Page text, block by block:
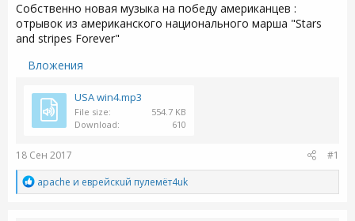
Собственно новая музыка на победу американцев :
отрывок из американского национального марша "Stars
and stripes Forever"
Вложения
USA win4.mp3
File size
554.7 KB
Download
610
18 Сен 2017
#1
Р
е
apache и eвpeйcкuй пyлeмёт4uk